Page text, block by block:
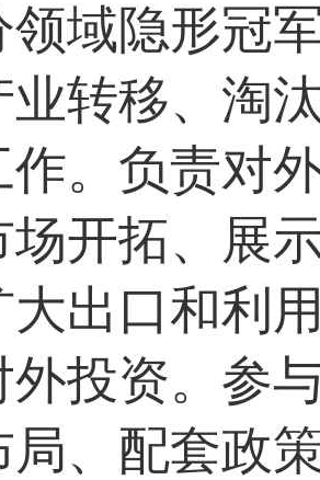
领域隐形冠
业转移、淘
作。负责对
场开拓、展
大出口和利
外投资。参
局、配套政